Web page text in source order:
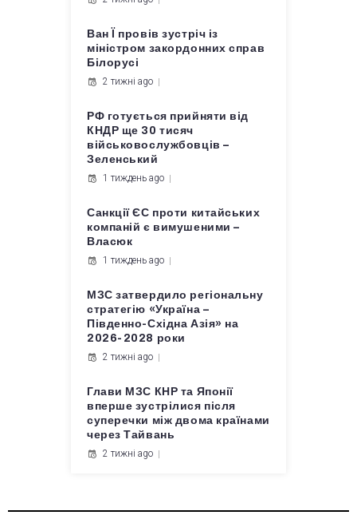
Ван Ї провів зустріч із
міністром закордонних справ
Білорусі
2 тижні ago
РФ готується прийняти від
КНДР ще 30 тисяч
військовослужбовців –
Зеленський
1 тиждень ago
Санкції ЄС проти китайських
компаній є вимушеними –
Власюк
1 тиждень ago
МЗС затвердило регіональну
стратегію «Україна –
Південно-Східна Азія» на
2026-2028 роки
2 тижні ago
Глави МЗС КНР та Японії
вперше зустрілися після
суперечки між двома країнами
через Тайвань
2 тижні ago